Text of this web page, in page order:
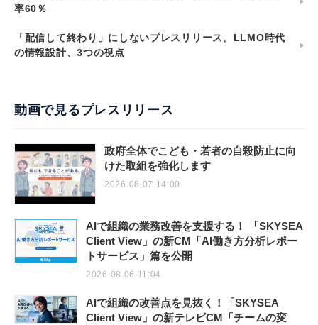
率60％
「配信して終わり」にしないプレスリリース。LLMO時代
の情報設計、3つの視点
動画で見るプレスリリース
政府全体でこども・若者の自殺防止に向
けた取組を強化します
2026.08.07 14:00
AIで組織の業務改善を支援する！ 「SKYSEA
Client View」の新CM「AI働き方分析レポー
トサービス」篇を公開
2026.08.06 11:04
AIで組織の改善点を見抜く！「SKYSEA
Client View」の新テレビCM「チームの変